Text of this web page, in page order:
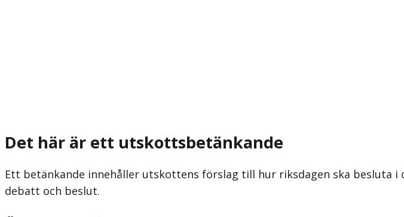
Det här är ett utskottsbetänkande
Ett betänkande innehåller utskottens förslag till hur riksdagen ska besluta i
debatt och beslut.